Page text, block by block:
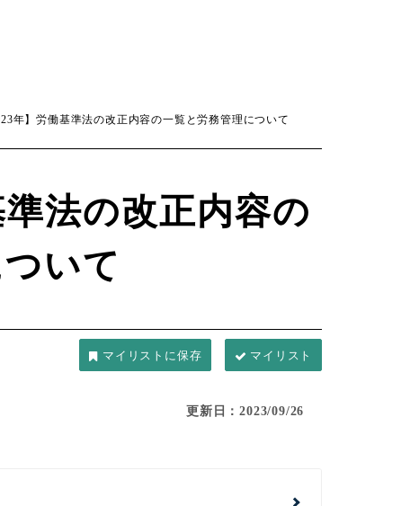
年】労働基準法の改正内容の一覧と労務管理について
準法の改正内容の
いて
マイリスト
更新日：2023/09/26